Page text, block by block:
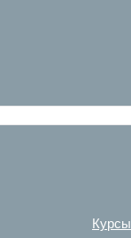
Курсы